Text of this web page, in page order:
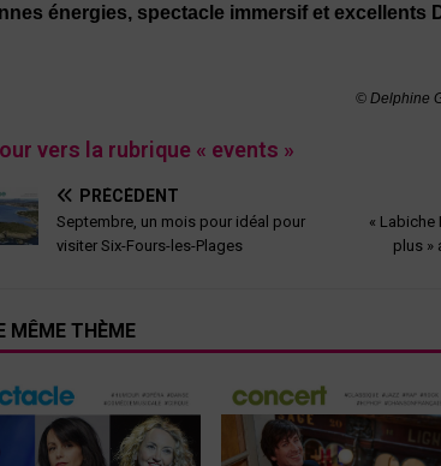
énergies, spectacle immersif et excellents
© Delphine
vers la rubrique « events »
PRÉCÉDENT
Septembre, un mois pour idéal pour
visiter Six-Fours-les-Plages
« Labiche
plus »
MÊME THÈME